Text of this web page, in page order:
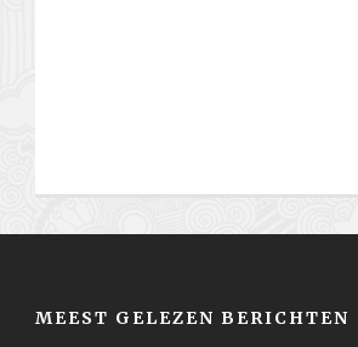
MEEST GELEZEN BERICHTEN